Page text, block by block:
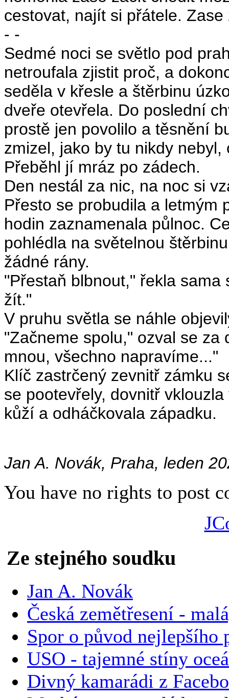
cestovat, najít si přátele.
- -
Sedmé noci se světlo pod
netroufala zjistit proč, a
seděla v křesle a štěrbinu
dveře otevřela. Do poslední
prostě jen povolilo a těsnění
zmizel, jako by tu nikdy
Přeběhl jí mráz po zádech.
Den nestál za nic, na noc si
Přesto se probudila a letmým
hodin zaznamenala půlnoc.
pohlédla na světelnou
žádné rány.
"Přestaň blbnout," řekla
žít."
V pruhu světla se náhle
"Začneme spolu," ozval se za
mnou, všechno napravíme..."
Klíč zastrčený zevnitř zámku
se pootevřely, dovnitř
kůží a odháčkovala západku.
Jan A. Novák, Praha, leden
You have no rights to post
Ze stejného soudku
Jan A. Novák
Česká zemětřesení -
Spor o původ nejlepšího
USO - tajemné stíny
Divný kamarádi z